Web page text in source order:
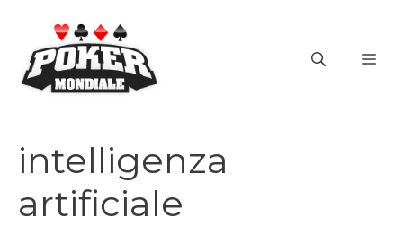
contenuto
intelligenza
artificiale